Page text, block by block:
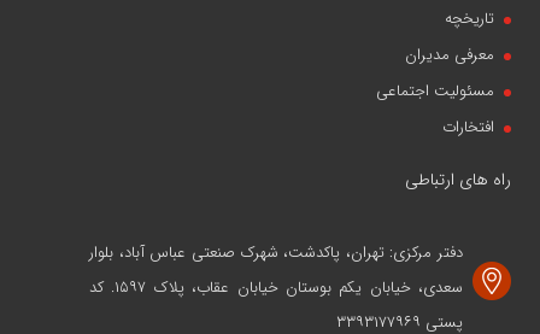
تاریخچه
معرفی مدیران
مسئولیت اجتماعی
افتخارات
راه های ارتباطی
دفتر مرکزی: تهران، پاکدشت، شهرک صنعتی عباس آباد، بلوار
سعدی، خیابان یکم بوستان خیابان عقاب، پلاک ۱۵۹۷. کد
پستی ۳۳۹۳۱۷۷۹۶۹